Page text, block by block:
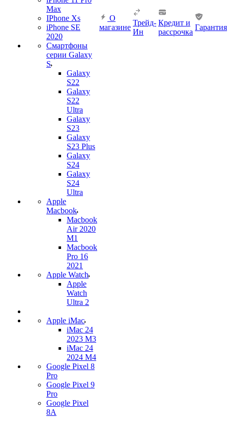
Max
IPhone Xs
iPhone SE
2020
Смартфоны
серии Galaxy
S
Galaxy
S22
Galaxy
S22
Ultra
Galaxy
S23
Galaxy
S23 Plus
Galaxy
S24
Galaxy
S24
Ultra
Apple
Macbook
Macbook
Air 2020
M1
Macbook
Pro 16
2021
Apple Watch
Apple
Watch
Ultra 2
Apple iMac
iMac 24
2023 M3
iMac 24
2024 M4
Google Pixel 8
Pro
Google Pixel 9
Pro
Google Pixel
8A
О
магазине
Трейд-
Ин
Кредит и
рассрочка
Гарантия